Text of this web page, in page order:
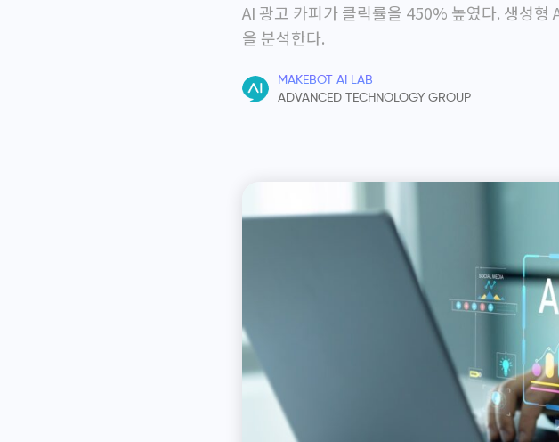
AI 광고 카피가 클릭률을 450% 높였다. 생성형
을 분석한다.
MAKEBOT AI LAB
ADVANCED TECHNOLOGY GROUP